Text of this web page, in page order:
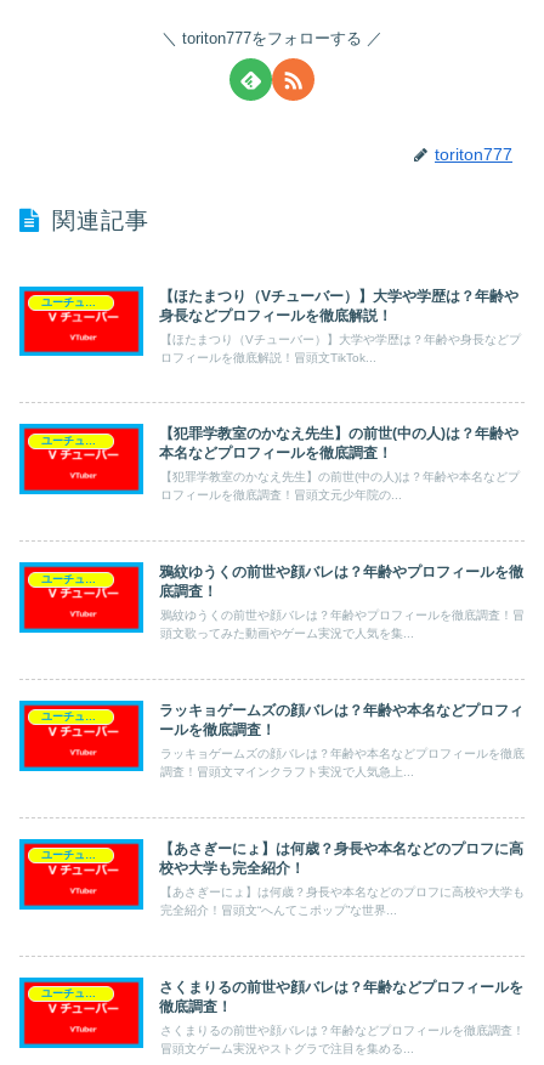
toriton777をフォローする
toriton777
関連記事
【ほたまつり（Vチューバー）】大学や学歴は？年齢や
身長などプロフィールを徹底解説！
【ほたまつり（Vチューバー）】大学や学歴は？年齢や身長などプ
ロフィールを徹底解説！冒頭文TikTok...
【犯罪学教室のかなえ先生】の前世(中の人)は？年齢や
本名などプロフィールを徹底調査！
【犯罪学教室のかなえ先生】の前世(中の人)は？年齢や本名などプ
ロフィールを徹底調査！冒頭文元少年院の...
鴉紋ゆうくの前世や顔バレは？年齢やプロフィールを徹
底調査！
鴉紋ゆうくの前世や顔バレは？年齢やプロフィールを徹底調査！冒
頭文歌ってみた動画やゲーム実況で人気を集...
ユーチューバー（Vチューバー）
ラッキョゲームズの顔バレは？年齢や本名などプロフィ
ールを徹底調査！
ラッキョゲームズの顔バレは？年齢や本名などプロフィールを徹底
調査！冒頭文マインクラフト実況で人気急上...
ユーチューバー（Vチューバー）
【あさぎーにょ】は何歳？身長や本名などのプロフに高
校や大学も完全紹介！
【あさぎーにょ】は何歳？身長や本名などのプロフに高校や大学も
完全紹介！冒頭文“へんてこポップ”な世界...
ユーチューバー（Vチューバー）
さくまりるの前世や顔バレは？年齢などプロフィールを
徹底調査！
さくまりるの前世や顔バレは？年齢などプロフィールを徹底調査！
冒頭文ゲーム実況やストグラで注目を集める...